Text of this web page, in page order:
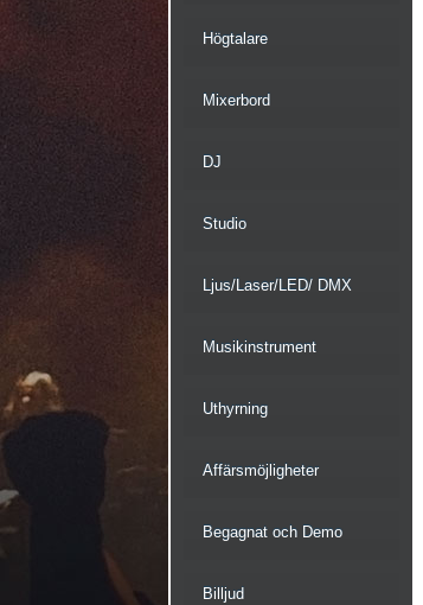
Högtalare
Mixerbord
DJ
Studio
Ljus/Laser/LED/ DMX
Musikinstrument
Uthyrning
Affärsmöjligheter
Begagnat och Demo
Billjud